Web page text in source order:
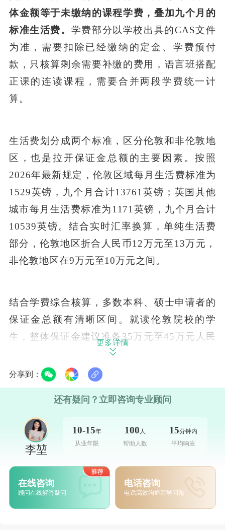
体金额等于未缴纳的课程学费，叠加九个月的
标准生活费。 学费部分以学校出具的CAS文件
为准，需要扣除已经缴纳的定金、学费预付
款，只核算剩余需要补缴的费用，语言班搭配
正课的连读课程，需要合并两段学费统一计
算。
生活费划分成两个标准，区分伦敦和非伦敦地
区，也是拉开保证金总额的主要因素。按照
2026年最新规定，伦敦区域每月生活费标准为
1529英镑，九个月合计13761英镑；英国其他
城市每月生活费标准为1171英镑，九个月合计
10539英镑。结合实时汇率换算，单纯生活费
部分，伦敦地区折合人民币12万元至13万元，
非伦敦地区在9万元至10万元之间。
结合学费综合核算，多数本科、硕士申请者的
保证金总额有清晰区间。就读伦敦院校的学
生，整体保证金建议准备35万元至45万元人民
币；选择非伦敦院校的申请者，准备28万元至
38万元人民币即可。为规避汇率波动带来的差
额风险，实际存款时可以适当多存1万元至2万
元，保证审核时金额达标。
除了金额，存期规则是签证审核的硬性要求，
也是高频拒签点。所有担保资金需要在账户内
连续存满28个自然日，存期期间账户余额不能
低于规定总额，中途大额存取、转账都会导致
更多详情
分享到：
还有疑问？立即咨询专业顾问
李堃
10-15年
从业年限
100 人
帮助人数
15分钟内
平均响应
在线咨询
顾问在线解答疑问
电话咨询
电话高效沟通留学问题